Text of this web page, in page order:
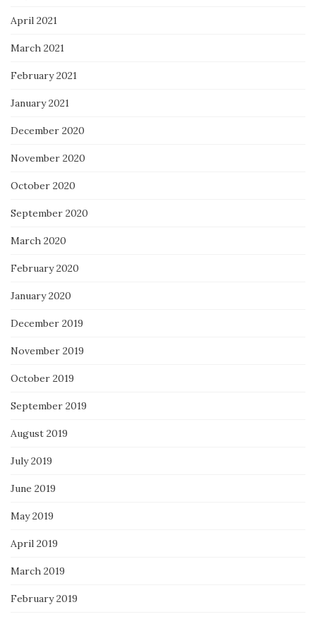
April 2021
March 2021
February 2021
January 2021
December 2020
November 2020
October 2020
September 2020
March 2020
February 2020
January 2020
December 2019
November 2019
October 2019
September 2019
August 2019
July 2019
June 2019
May 2019
April 2019
March 2019
February 2019